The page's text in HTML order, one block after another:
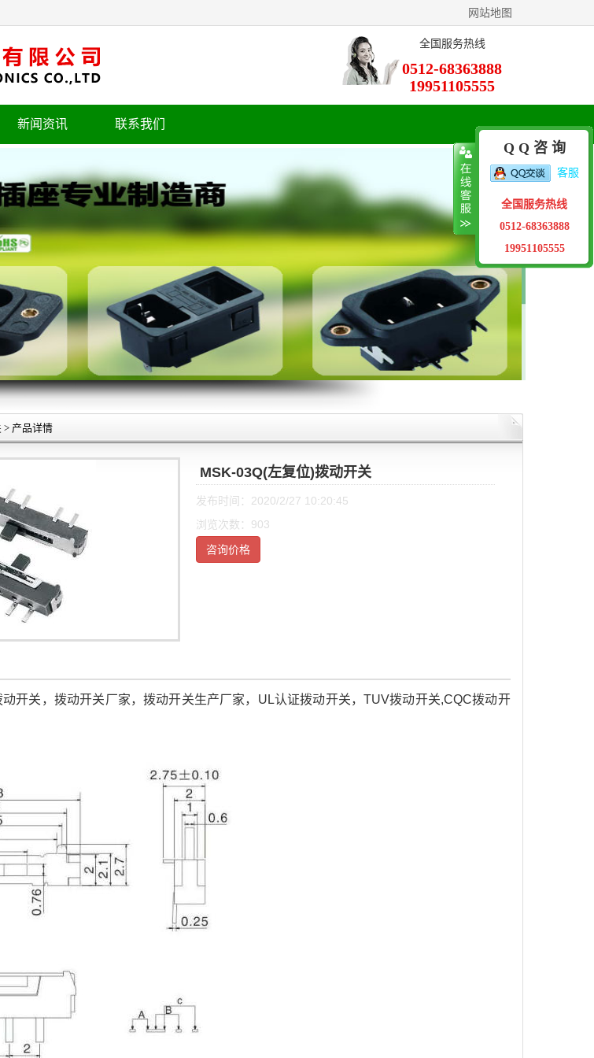
网站地图
全国服务热线
0512-68363888
19951105555
新闻资讯 联系我们
> 产品详情
MSK-03Q(左复位)拨动开关
发布时间：2020/2/27 10:20:45
浏览次数：903
咨询价格
开关，拨动开关厂家，拨动开关生产厂家，UL认证拨动开关，TUV拨动开关,CQC拨动开
Q Q 咨 询
客服
全国服务热线
0512-68363888
19951105555